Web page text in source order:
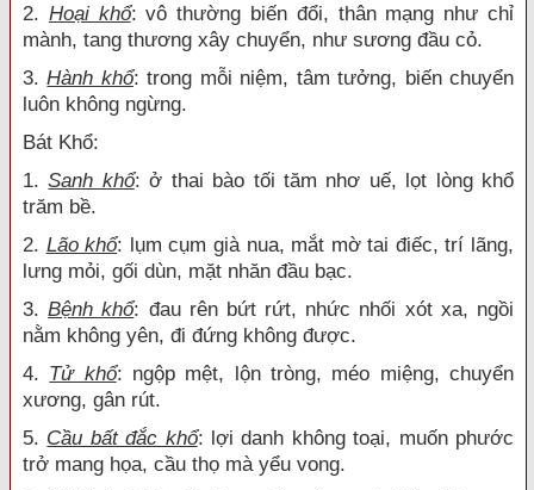
2. Hoại khổ: vô thường biến đổi, thân mạng như chỉ
mành, tang thương xây chuyển, như sương đầu cỏ.
3.Hành khổ: trong mỗi niệm, tâm tưởng, biến chuyển
luôn không ngừng.
Bát Khổ:
1.Sanh khổ: ở thai bào tối tăm nhơ uế, lọt lòng khổ
trăm bề.
2. Lão khổ: lụm cụm già nua, mắt mờ tai điếc, trí lãng,
lưng mỏi, gối dùn, mặt nhăn đầu bạc.
3.Bệnh khổ: đau rên bứt rứt, nhức nhối xót xa, ngồi
nằm không yên, đi đứng không được.
4. Tử khổ: ngộp mệt, lộn tròng, méo miệng, chuyển
xương, gân rút.
5. Cầu bất đắc khổ: lợi danh không toại, muốn phước
trở mang họa, cầu thọ mà yểu vong.